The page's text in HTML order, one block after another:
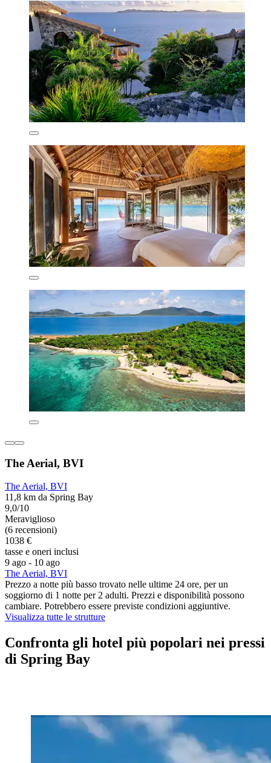
The Aerial, BVI
The Aerial, BVI
11,8 km da Spring Bay
9,0/10
Meraviglioso
(6 recensioni)
1038 €
tasse e oneri inclusi
9 ago - 10 ago
The Aerial, BVI
Prezzo a notte più basso trovato nelle ultime 24 ore, per un
soggiorno di 1 notte per 2 adulti. Prezzi e disponibilità possono
cambiare. Potrebbero essere previste condizioni aggiuntive.
Visualizza tutte le strutture
Confronta gli hotel più popolari nei pressi
di Spring Bay